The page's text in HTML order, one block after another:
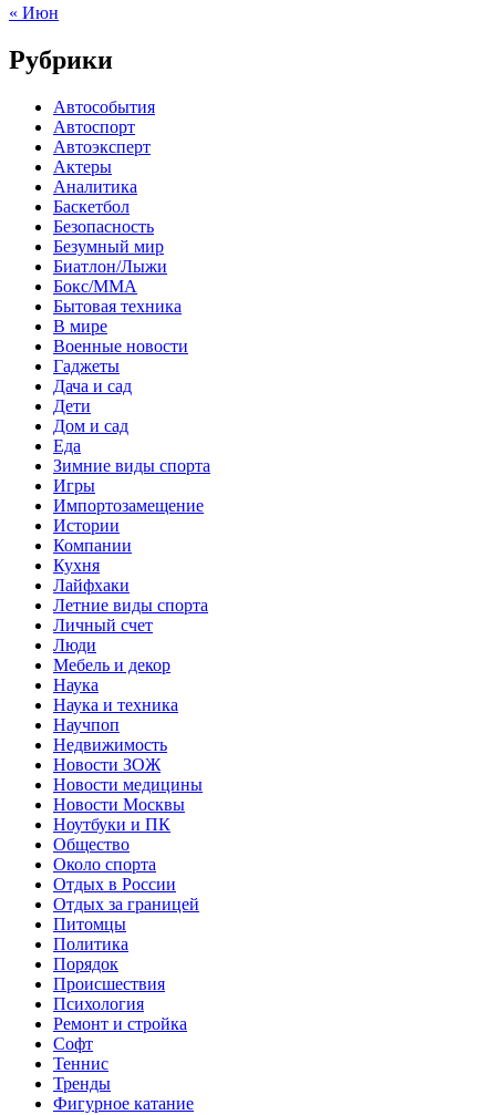
« Июн
Рубрики
Автособытия
Автоспорт
Автоэксперт
Актеры
Аналитика
Баскетбол
Безопасность
Безумный мир
Биатлон/Лыжи
Бокс/MMA
Бытовая техника
В мире
Военные новости
Гаджеты
Дача и сад
Дети
Дом и сад
Еда
Зимние виды спорта
Игры
Импортозамещение
Истории
Компании
Кухня
Лайфхаки
Летние виды спорта
Личный счет
Люди
Мебель и декор
Наука
Наука и техника
Научпоп
Недвижимость
Новости ЗОЖ
Новости медицины
Новости Москвы
Ноутбуки и ПК
Общество
Около спорта
Отдых в России
Отдых за границей
Питомцы
Политика
Порядок
Происшествия
Психология
Ремонт и стройка
Софт
Теннис
Тренды
Фигурное катание